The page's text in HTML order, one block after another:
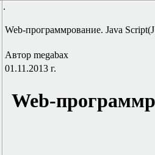
.
Web-программрование. Java
Автор megabax
01.11.2013 г.
Web-